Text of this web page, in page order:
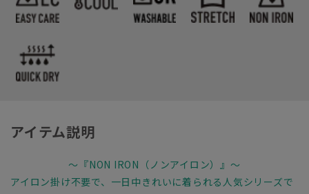
アイテム説明
～『NON IRON（ノンアイロン）』～
アイロン掛け不要で、一日中きれいに着られる人気シリーズで